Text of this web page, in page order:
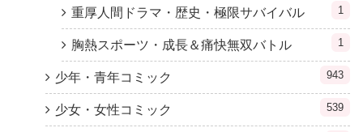
重厚人間ドラマ・歴史・極限サバイバル 1
胸熱スポーツ・成長＆痛快無双バトル 1
少年・青年コミック 943
少女・女性コミック 539